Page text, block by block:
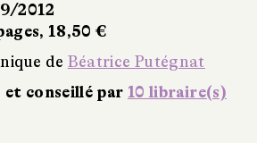
2012
18,50 €
de Béatrice Putégnat
conseillé par 10 libraire(s)